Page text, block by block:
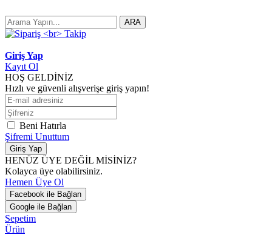
ARA
Giriş Yap
Kayıt Ol
HOŞ GELDİNİZ
Hızlı ve güvenli alışverişe giriş yapın!
Beni Hatırla
Şifremi Unuttum
Giriş Yap
HENÜZ ÜYE DEĞİL MİSİNİZ?
Kolayca üye olabilirsiniz.
Hemen Üye Ol
Facebook ile Bağlan
Google ile Bağlan
Sepetim
Ürün